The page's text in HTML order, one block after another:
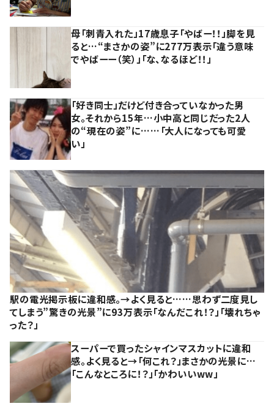
母「刺青入れた」17歳息子「やばー！！」脚を見
ると…“まさかの姿”に277万表示「違う意味
でやばーー（笑）」「な、なるほど！！」
「好き同士」だけど付き合っていなかった男
女。それから15年…小中高と同じだった2人
の“現在の姿”に……「大人になっても可愛
い」
駅の電光掲示板に違和感。→よく見ると……思わず二度見し
てしまう”驚きの光景”に93万表示「なんだこれ！？」「壊れちゃ
った？」
スーパーで買ったシャインマスカットに違和
感。よく見ると→「何これ？」まさかの光景に…
「こんなところに！？」「かわいいww」